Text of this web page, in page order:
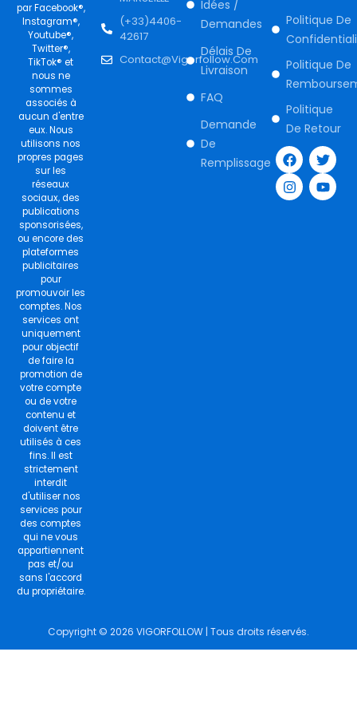
par Facebook®,
Instagram®,
Youtube®,
Twitter®,
TikTok® et
nous ne
sommes
associés à
aucun d'entre
eux. Nous
utilisons nos
propres pages
sur les
réseaux
sociaux, des
publications
sponsorisées,
ou encore des
plateformes
publicitaires
pour
promouvoir les
comptes. Nos
services ont
uniquement
pour objectif
de faire la
promotion de
votre compte
ou de votre
contenu et
doivent être
utilisés à ces
fins. Il est
strictement
interdit
d'utiliser nos
services pour
des comptes
qui ne vous
appartiennent
pas et/ou
sans l'accord
du propriétaire.
(+33)4406-
42617
Contact@vigorfollow.com
Idées /
Demandes
Délais De
Livraison
FAQ
Demande
De
Remplissage
Politique De
Politique De
Politique
De Retour
F
a
c
e
b
T
w
i
t
t
I
n
s
t
a
Y
o
u
t
u
Copyright © 2026 VIGORFOLLOW | Tous droits réservés.